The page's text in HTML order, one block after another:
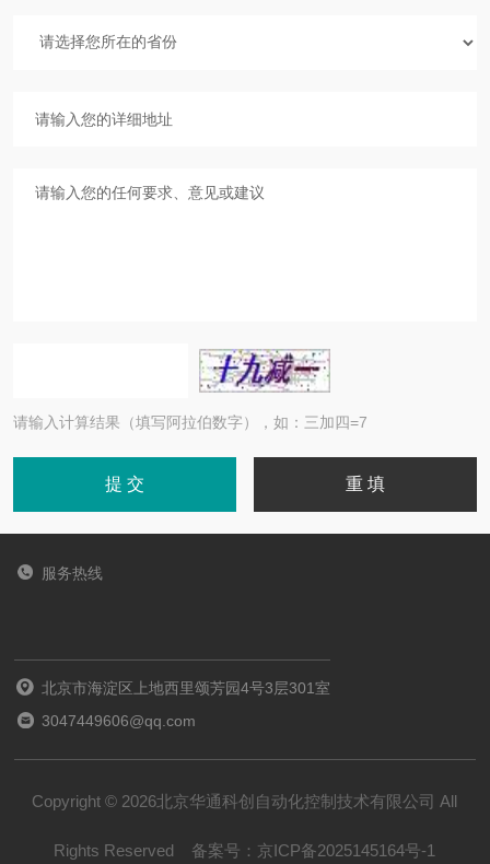
请输入计算结果（填写阿拉伯数字），如：三加四=7
服务热线
北京市海淀区上地西里颂芳园4号3层301室
3047449606@qq.com
Copyright © 2026北京华通科创自动化控制技术有限公司 All
Rights Reserved 备案号： 京ICP备2025145164号-1